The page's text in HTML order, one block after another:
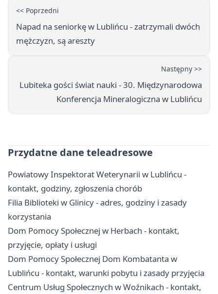
<< Poprzedni
Napad na seniorkę w Lublińcu - zatrzymali dwóch
mężczyzn, są areszty
Następny >>
Lubiteka gości świat nauki - 30. Międzynarodowa
Konferencja Mineralogiczna w Lublińcu
Przydatne dane teleadresowe
Powiatowy Inspektorat Weterynarii w Lublińcu -
kontakt, godziny, zgłoszenia chorób
Filia Biblioteki w Glinicy - adres, godziny i zasady
korzystania
Dom Pomocy Społecznej w Herbach - kontakt,
przyjęcie, opłaty i usługi
Dom Pomocy Społecznej Dom Kombatanta w
Lublińcu - kontakt, warunki pobytu i zasady przyjęcia
Centrum Usług Społecznych w Woźnikach - kontakt,